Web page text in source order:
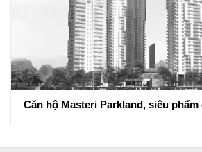
Căn hộ Masteri Parkland, siêu phẩm